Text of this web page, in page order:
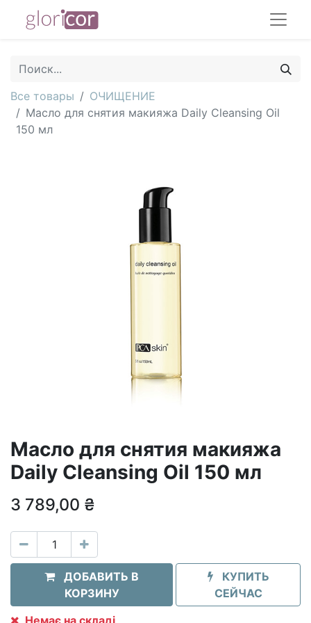
Все товары
ОЧИЩЕНИЕ
Масло для снятия макияжа Daily Cleansing Oil
150 мл
Масло для снятия макияжа
Daily Cleansing Oil 150 мл
3 789,00 ₴
ДОБАВИТЬ В
КОРЗИНУ
КУПИТЬ
СЕЙЧАС
Немає на складі